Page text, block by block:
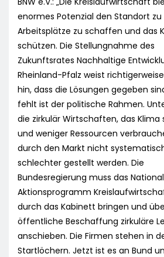
enormes Potenzial den Standort zu
Arbeitsplätze zu schaffen und das
schützen. Die Stellungnahme des
Zukunftsrates Nachhaltige
Rheinland-Pfalz weist
hin, dass die Lösungen gegeben
fehlt ist der politische Rahmen.
die zirkulär Wirtschaften, das Klima
und weniger Ressourcen
durch den Markt nicht
schlechter gestellt werden. Die
Bundesregierung muss das
Aktionsprogramm
durch das Kabinett bringen und
öffentliche Beschaffung zirkuläre
anschieben. Die Firmen stehen in
Startlöchern. Jetzt ist es an Bund